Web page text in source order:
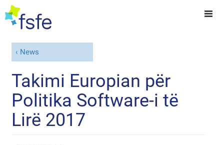
News
Takimi Europian për
Politika Software-i të
Lirë 2017